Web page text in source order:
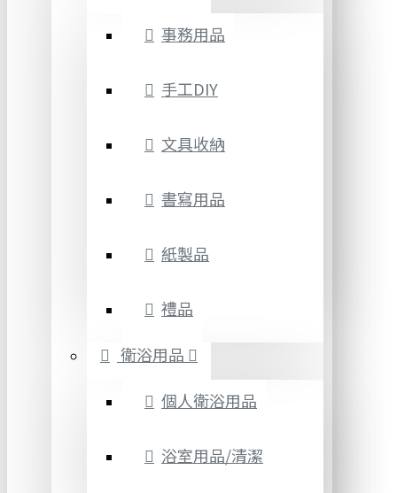
事務用品
手工DIY
文具收納
書寫用品
紙製品
禮品
衛浴用品
個人衛浴用品
浴室用品/清潔